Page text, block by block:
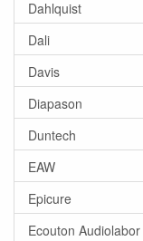
Dahlquist
Dali
Davis
Diapason
Duntech
EAW
Epicure
Ecouton Audiolabor